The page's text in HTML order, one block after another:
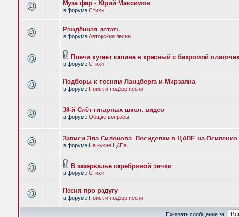
Муза фар - Юрий Максимов
в форуме Стихи
Рождённая летать
в форуме Авторские песни
Плечи кутает калина в красный с бахромой платочек
в форуме Стихи
Подборы к песням Ланцберга и Мирзаяна
в форуме Поиск и подбор песни
38-й Слёт гитарных школ: видео
в форуме Общие вопросы
Записи Эла Силонова. Посиделки в ЦАПЕ на Осипенко
в форуме На кухне ЦАПа
В зазеркалье серебряной речки
в форуме Стихи
Песня про радугу
в форуме Поиск и подбор песни
Показать сообщения за: